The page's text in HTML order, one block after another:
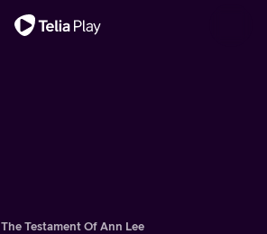
The Testament Of Ann Lee